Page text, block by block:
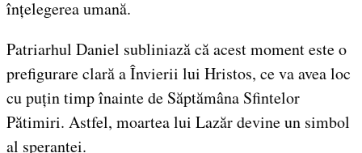
înțelegerea umană.
Patriarhul Daniel subliniază că acest moment este o
prefigurare clară a Învierii lui Hristos, ce va avea loc
cu puțin timp înainte de Săptămâna Sfintelor
Pătimiri. Astfel, moartea lui Lazăr devine un simbol
al speranței.